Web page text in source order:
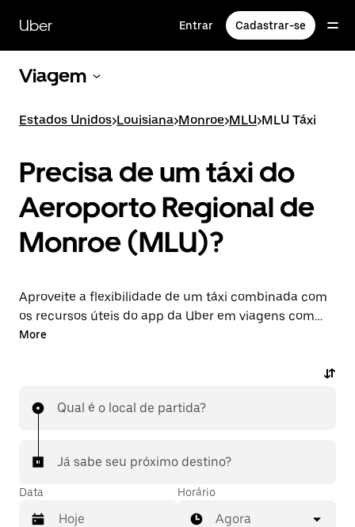
para
conteúdo
Uber Entrar Cadastrar-se
Viagem
Estados Unidos>Louisiana>Monroe>MLU>MLU Táxi
Precisa de um táxi do
Aeroporto Regional de
Monroe (MLU)?
Aproveite a flexibilidade de um táxi combinada com
os recursos úteis do app da Uber em viagens com
partida ou destino ao aeroporto MLU. Você pode
ou pelo app para qualquer hora do dia e saber antes
destino ao aeroporto pelo app, sem complicações.
More
Qual é o local de partida?
Já sabe seu próximo destino?
Data Horário
Agora